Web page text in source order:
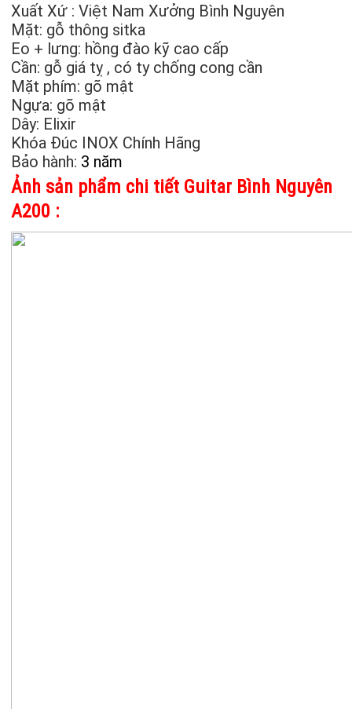
Xuất Xứ : Việt Nam Xưởng Bình Nguyên
Mặt: gỗ thông sitka
Eo + lưng: hồng đào kỹ cao cấp
Cần: gỗ giá tỵ , có ty chống cong cần
Mặt phím: gõ mật
Ngựa: gõ mật
Dây: Elixir
Khóa Đúc INOX Chính Hãng
Bảo hành: 3 năm
Ảnh sản phẩm chi tiết Guitar Bình Nguyên
A200 :